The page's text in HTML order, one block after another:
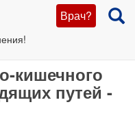
Врач?
кишечного
путей -